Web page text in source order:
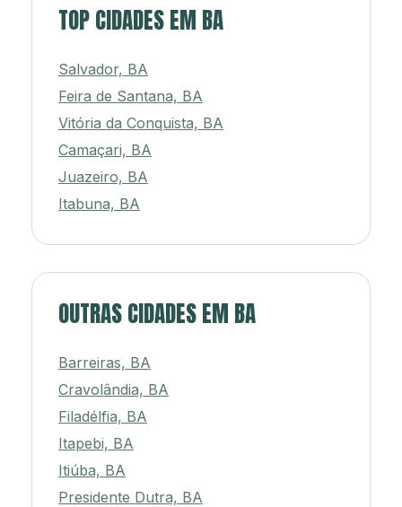
TOP CIDADES EM BA
Salvador, BA
Feira de Santana, BA
Vitória da Conquista, BA
Camaçari, BA
Juazeiro, BA
Itabuna, BA
OUTRAS CIDADES EM BA
Barreiras, BA
Cravolândia, BA
Filadélfia, BA
Itapebi, BA
Itiúba, BA
Presidente Dutra, BA